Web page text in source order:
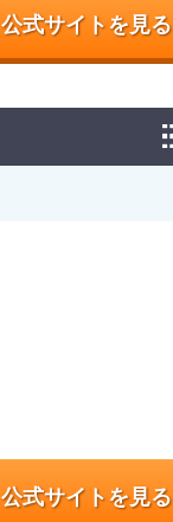
公式サイトを見る
公式サイトを見る